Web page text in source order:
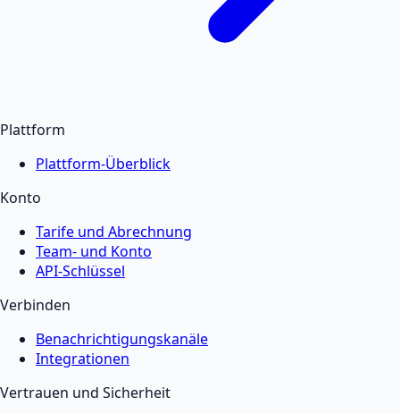
Plattform
Plattform-Überblick
Konto
Tarife und Abrechnung
Team- und Konto
API-Schlüssel
Verbinden
Benachrichtigungskanäle
Integrationen
Vertrauen und Sicherheit